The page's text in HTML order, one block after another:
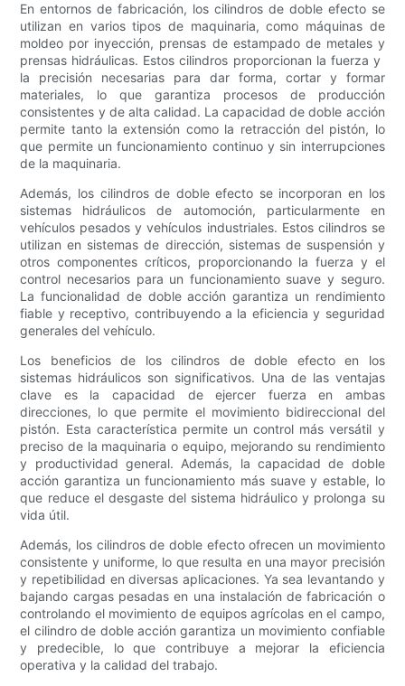
En entornos de fabricación, los cilindros de doble efecto se
utilizan en varios tipos de maquinaria, como máquinas de
moldeo por inyección, prensas de estampado de metales y
prensas hidráulicas. Estos cilindros proporcionan la fuerza y ​​
la precisión necesarias para dar forma, cortar y formar
materiales, lo que garantiza procesos de producción
consistentes y de alta calidad. La capacidad de doble acción
permite tanto la extensión como la retracción del pistón, lo
que permite un funcionamiento continuo y sin interrupciones
de la maquinaria.
Además, los cilindros de doble efecto se incorporan en los
sistemas hidráulicos de automoción, particularmente en
vehículos pesados ​​y vehículos industriales. Estos cilindros se
utilizan en sistemas de dirección, sistemas de suspensión y
otros componentes críticos, proporcionando la fuerza y ​​el
control necesarios para un funcionamiento suave y seguro.
La funcionalidad de doble acción garantiza un rendimiento
fiable y receptivo, contribuyendo a la eficiencia y seguridad
generales del vehículo.
Los beneficios de los cilindros de doble efecto en los
sistemas hidráulicos son significativos. Una de las ventajas
clave es la capacidad de ejercer fuerza en ambas
direcciones, lo que permite el movimiento bidireccional del
pistón. Esta característica permite un control más versátil y
preciso de la maquinaria o equipo, mejorando su rendimiento
y productividad general. Además, la capacidad de doble
acción garantiza un funcionamiento más suave y estable, lo
que reduce el desgaste del sistema hidráulico y prolonga su
vida útil.
Además, los cilindros de doble efecto ofrecen un movimiento
consistente y uniforme, lo que resulta en una mayor precisión
y repetibilidad en diversas aplicaciones. Ya sea levantando y
bajando cargas pesadas en una instalación de fabricación o
controlando el movimiento de equipos agrícolas en el campo,
el cilindro de doble acción garantiza un movimiento confiable
y predecible, lo que contribuye a mejorar la eficiencia
operativa y la calidad del trabajo.